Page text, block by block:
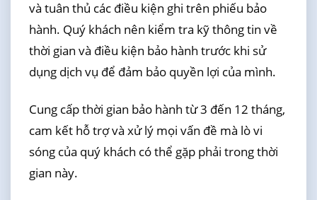
và tuân thủ các điều kiện ghi trên phiếu bảo
hành. Quý khách nên kiểm tra kỹ thông tin về
thời gian và điều kiện bảo hành trước khi sử
dụng dịch vụ để đảm bảo quyền lợi của mình.
Cung cấp thời gian bảo hành từ 3 đến 12 tháng,
cam kết hỗ trợ và xử lý mọi vấn đề mà lò vi
sóng của quý khách có thể gặp phải trong thời
gian này.